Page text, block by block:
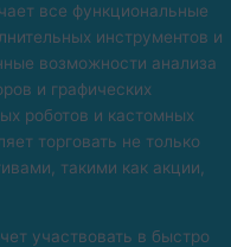
все функциональные
инструментов и
возможности анализа
и графических
роботов и кастомных
торговать не только
такими как акции,
участвовать в быстро